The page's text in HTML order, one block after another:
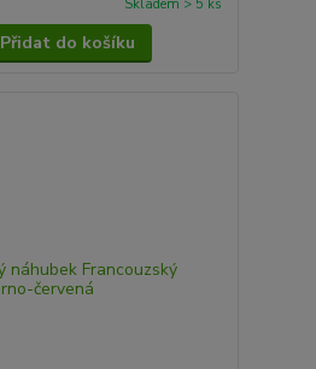
Skladem > 5 ks
Přidat do košíku